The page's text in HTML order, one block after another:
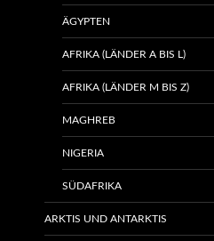
ÄGYPTEN
AFRIKA (LÄNDER A BIS L)
AFRIKA (LÄNDER M BIS Z)
MAGHREB
NIGERIA
SÜDAFRIKA
ARKTIS UND ANTARKTIS